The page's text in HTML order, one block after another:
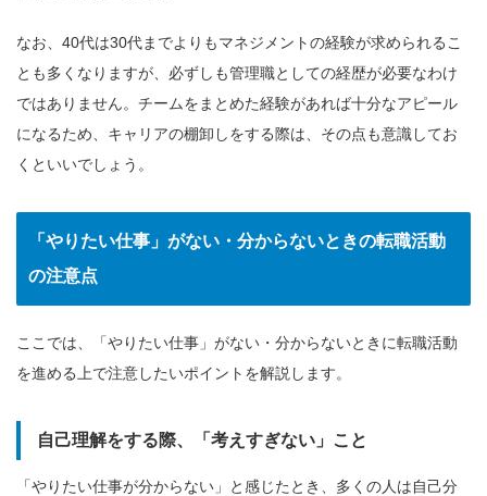
なお、40代は30代までよりもマネジメントの経験が求められるこ
とも多くなりますが、必ずしも管理職としての経歴が必要なわけ
ではありません。チームをまとめた経験があれば十分なアピール
になるため、キャリアの棚卸しをする際は、その点も意識してお
くといいでしょう。
「やりたい仕事」がない・分からないときの転職活動
の注意点
ここでは、「やりたい仕事」がない・分からないときに転職活動
を進める上で注意したいポイントを解説します。
自己理解をする際、「考えすぎない」こと
「やりたい仕事が分からない」と感じたとき、多くの人は自己分